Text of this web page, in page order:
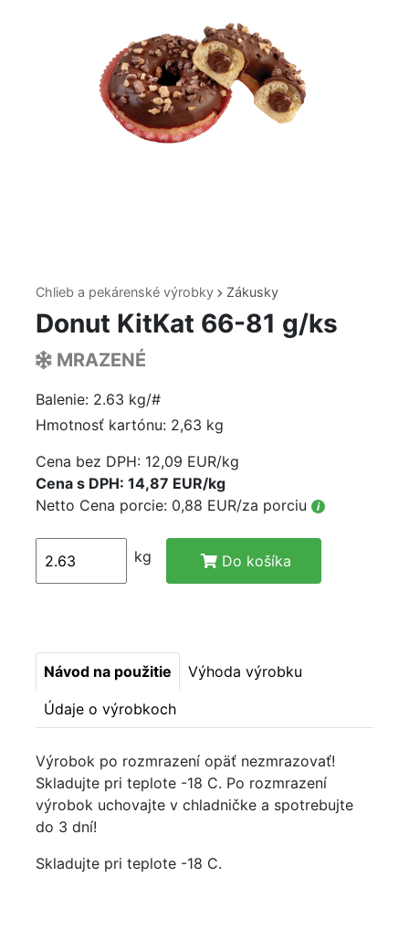
Chlieb a pekárenské výrobky Zákusky
Donut KitKat 66-81 g/ks
MRAZENÉ
Balenie: 2.63 kg/#
Hmotnosť kartónu: 2,63 kg
Cena bez DPH: 12,09 EUR/kg
Cena s DPH: 14,87 EUR/kg
Netto Cena porcie: 0,88 EUR/za porciu
i
kg Do košíka
Návod na použitie Výhoda výrobku
Údaje o výrobkoch
Výrobok po rozmrazení opäť nezmrazovať!
Skladujte pri teplote -18 C. Po rozmrazení
výrobok uchovajte v chladničke a spotrebujte
do 3 dní!
Skladujte pri teplote -18 C.